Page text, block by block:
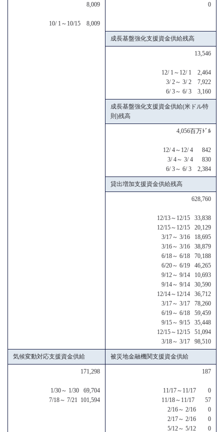
8,009
10/ 1～10/15 8,009
0
成長基盤強化支援資金供給残高
13,546
12/ 1～12/ 1 2,464
3/ 2～ 3/ 2 7,922
6/ 3～ 6/ 3 3,160
成長基盤強化支援資金供給(米ドル特
則)残高
4,056百万ﾄﾞﾙ
12/ 4～12/ 4 842
3/ 4～ 3/ 4 830
6/ 3～ 6/ 3 2,384
貸出増加支援資金供給残高
628,760
12/13～12/15 33,838
12/15～12/15 20,129
3/17～ 3/16 18,695
3/16～ 3/16 38,879
6/18～ 6/18 70,188
6/20～ 6/19 46,265
9/12～ 9/14 10,693
9/14～ 9/14 30,590
12/14～12/14 36,712
3/17～ 3/17 78,260
6/19～ 6/18 59,459
9/15～ 9/15 35,448
12/15～12/15 51,094
3/18～ 3/17 98,510
気候変動対応支援資金供給 被災地金融機関支援資金供給
171,298
1/30～ 1/30 69,704
7/18～ 7/21 101,594
187
11/17～11/17 0
11/18～11/17 57
2/16～ 2/16 0
2/17～ 2/16 0
5/12～ 5/12 0